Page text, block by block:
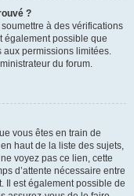
?
à des vérifications
également possible que
aux permissions limitées.
du forum.
vous êtes en train de
haut de la liste des sujets,
voyez pas ce lien, cette
d’attente nécessaire entre
Il est également possible de